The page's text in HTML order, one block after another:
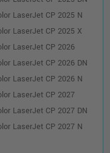
shopping_cart
(CC530AD) ·
HP 304A
LaserJet CP 2025 N
LaserJet CP 2025 X
LaserJet CP 2026
LaserJet CP 2026 DN
LaserJet CP 2026 N
LaserJet CP 2027
LaserJet CP 2027 DN
LaserJet CP 2027 N